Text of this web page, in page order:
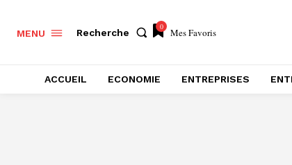
MENU Recherche
0 Mes Favoris
ACCUEIL ECONOMIE ENTREPRISES